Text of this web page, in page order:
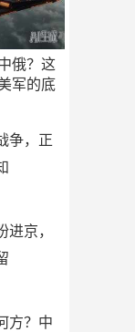
俄？这
军的底
争，正
进京，
方？中